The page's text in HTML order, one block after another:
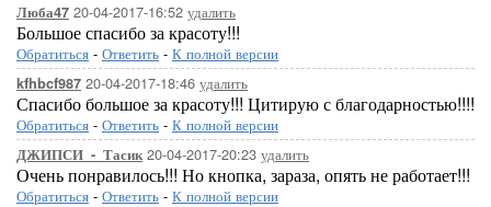
Люба47 20-04-2017-16:52 удалить
Большое спасибо за красоту!!!
Обратиться - Ответить - К полной версии
kfhbcf987 20-04-2017-18:46 удалить
Спасибо большое за красоту!!! Цитирую с благодарностью!!!!
Обратиться - Ответить - К полной версии
ДЖИПСИ_-_Тасик20-04-2017-20:23 удалить
Очень понравилось!!! Но кнопка, зараза, опять не работает!!!
Обратиться - Ответить - К полной версии